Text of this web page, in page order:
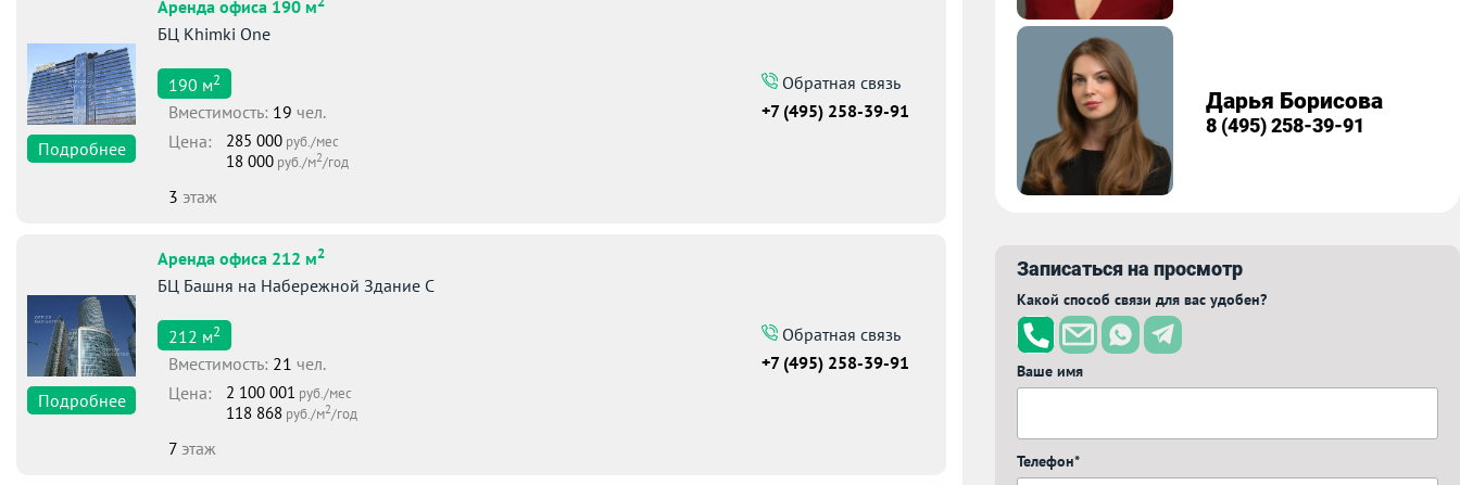
Подробнее
Аренда офиса 190 м
БЦ Khimki One
190 м2
Вместимоcть: 19 чел.
Цена:
285 000 руб./мес
18 000 руб./м2/год
3 этаж
Обратная связь
+7 (495) 258-39-91
Подробнее
Аренда офиса 212 м2
БЦ Башня на Набережной Здание С
212 м2
Вместимоcть: 21 чел.
Цена:
2 100 001 руб./мес
118 868 руб./м2/год
7 этаж
Обратная связь
+7 (495) 258-39-91
Дарья Борисова
8 (495) 258-39-91
Записаться на просмотр
Какой способ связи для вас удобен?
Ваше имя
Телефон*